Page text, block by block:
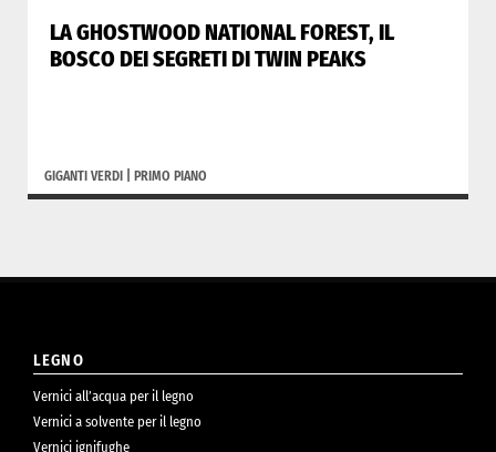
LA GHOSTWOOD NATIONAL FOREST, IL
BOSCO DEI SEGRETI DI TWIN PEAKS
GIGANTI VERDI PRIMO PIANO
LEGNO
Vernici all’acqua per il legno
Vernici a solvente per il legno
Vernici ignifughe